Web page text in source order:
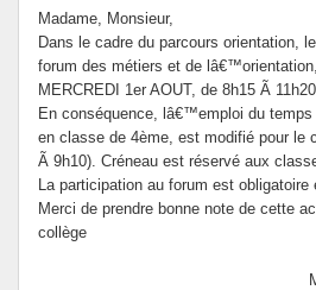
Madame, Monsieur,
Dans le cadre du parcours orientation,
forum des métiers et de
MERCREDI 1er AOUT, de 8h15 Ã 11h20.
En conséquence, lâ€™emploi du
en classe de 4ème, est modifié pour le
Ã 9h10). Créneau est réservé aux
La participation au forum est obligatoire
Merci de prendre bonne note de cette
collège